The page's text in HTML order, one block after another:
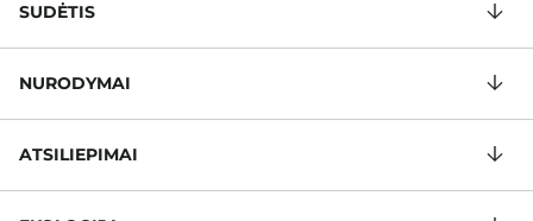
SUDĖTIS
NURODYMAI
ATSILIEPIMAI